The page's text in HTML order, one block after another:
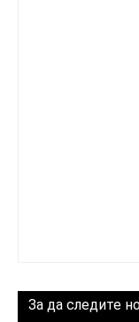
За да следите